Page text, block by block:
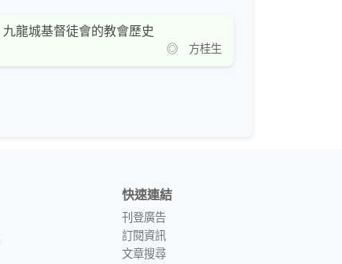
九龍城基督徒會的教會歷史
◎ 方桂生
快速連結
刊登廣告
訂閱資訊
文章搜尋